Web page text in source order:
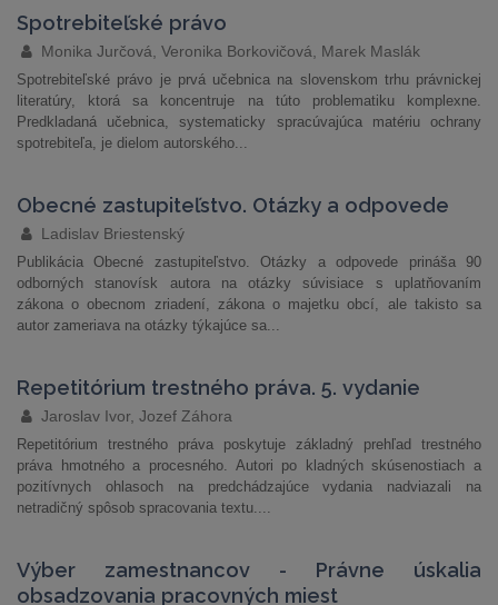
Spotrebiteľské právo
Monika Jurčová, Veronika Borkovičová, Marek Maslák
Spotrebiteľské právo je prvá učebnica na slovenskom trhu právnickej
literatúry, ktorá sa koncentruje na túto problematiku komplexne.
Predkladaná učebnica, systematicky spracúvajúca matériu ochrany
spotrebiteľa, je dielom autorského...
Obecné zastupiteľstvo. Otázky a odpovede
Ladislav Briestenský
Publikácia Obecné zastupiteľstvo. Otázky a odpovede prináša 90
odborných stanovísk autora na otázky súvisiace s uplatňovaním
zákona o obecnom zriadení, zákona o majetku obcí, ale takisto sa
autor zameriava na otázky týkajúce sa...
Repetitórium trestného práva. 5. vydanie
Jaroslav Ivor, Jozef Záhora
Repetitórium trestného práva poskytuje základný prehľad trestného
práva hmotného a procesného. Autori po kladných skúsenostiach a
pozitívnych ohlasoch na predchádzajúce vydania nadviazali na
netradičný spôsob spracovania textu....
Výber zamestnancov - Právne úskalia
obsadzovania pracovných miest